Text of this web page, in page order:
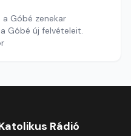
a Góbé zenekar
Góbé új felvételeit.
Rádió